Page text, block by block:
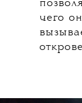
чего